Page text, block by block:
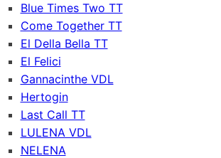
Blue Times Two TT
Come Together TT
El Della Bella TT
El Felici
Gannacinthe VDL
Hertogin
Last Call TT
LULENA VDL
NELENA